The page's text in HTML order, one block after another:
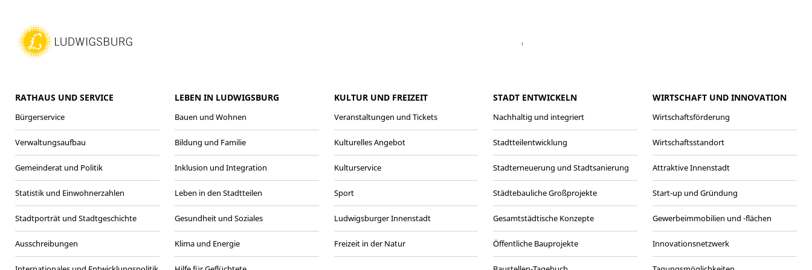
LinkedIn
RATHAUS UND SERVICE
Bürgerservice
Verwaltungsaufbau
Gemeinderat und Politik
Statistik und Einwohnerzahlen
Stadtporträt und Stadtgeschichte
Ausschreibungen
LEBEN IN LUDWIGSBURG
Bauen und Wohnen
Bildung und Familie
Inklusion und Integration
Leben in den Stadtteilen
Gesundheit und Soziales
Klima und Energie
KULTUR UND FREIZEIT
Veranstaltungen und Tickets
Kulturelles Angebot
Kulturservice
Sport
Ludwigsburger Innenstadt
Freizeit in der Natur
STADT ENTWICKELN
Nachhaltig und integriert
Stadtteilentwicklung
Stadterneuerung und Stadtsanierung
Städtebauliche Großprojekte
Gesamtstädtische Konzepte
Öffentliche Bauprojekte
WIRTSCHAFT UND INNOVATION
Wirtschaftsförderung
Wirtschaftsstandort
Attraktive Innenstadt
Start-up und Gründung
Gewerbeimmobilien und -flächen
Innovationsnetzwerk